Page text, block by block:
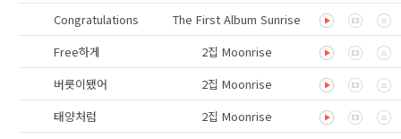
Congratulations
The First Album Sunrise
Free하게
2집 Moonrise
버릇이됐어
2집 Moonrise
태양처럼
2집 Moonrise